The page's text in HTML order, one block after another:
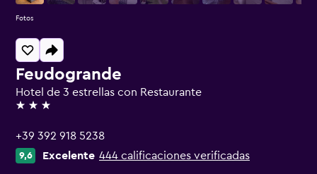
Feudogrande
Hotel de 3 estrellas con Restaurante
3 estrellas
+39 392 918 5238
9,6 Excelente 444 calificaciones verificadas
Fotos